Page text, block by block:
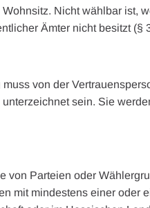
Nicht wählbar ist,
Ämter nicht besitzt (§
von der
sein. Sie
von Parteien oder
mit mindestens einer oder